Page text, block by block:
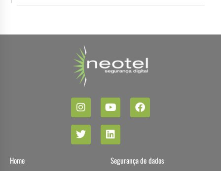
Home
Segurança de dados